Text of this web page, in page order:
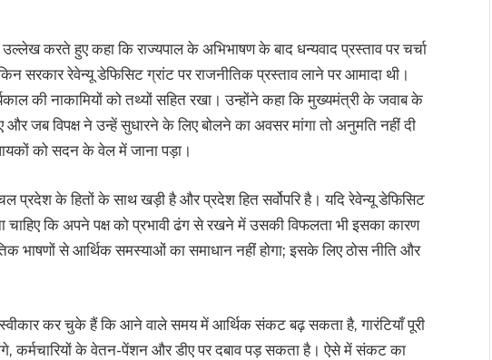
उल्लेख करते हुए कहा कि राज्यपाल के अभिभाषण के बाद धन्यवाद प्रस्ताव पर चर्चा
सरकार रेवेन्यू डेफिसिट ग्रांट पर राजनीतिक प्रस्ताव लाने पर आमादा थी।
की नाकामियों को तथ्यों सहित रखा। उन्होंने कहा कि मुख्यमंत्री के जवाब के
जब विपक्ष ने उन्हें सुधारने के लिए बोलने का अवसर मांगा तो अनुमति नहीं दी
को सदन के वेल में जाना पड़ा।
प्रदेश के हितों के साथ खड़ी है और प्रदेश हित सर्वोपरि है। यदि रेवेन्यू डेफिसिट
चाहिए कि अपने पक्ष को प्रभावी ढंग से रखने में उसकी विफलता भी इसका कारण
भाषणों से आर्थिक समस्याओं का समाधान नहीं होगा; इसके लिए ठोस नीति और
स्वीकार कर चुके हैं कि आने वाले समय में आर्थिक संकट बढ़ सकता है, गारंटियाँ पूरी
कर्मचारियों के वेतन-पेंशन और डीए पर दबाव पड़ सकता है। ऐसे में संकट का